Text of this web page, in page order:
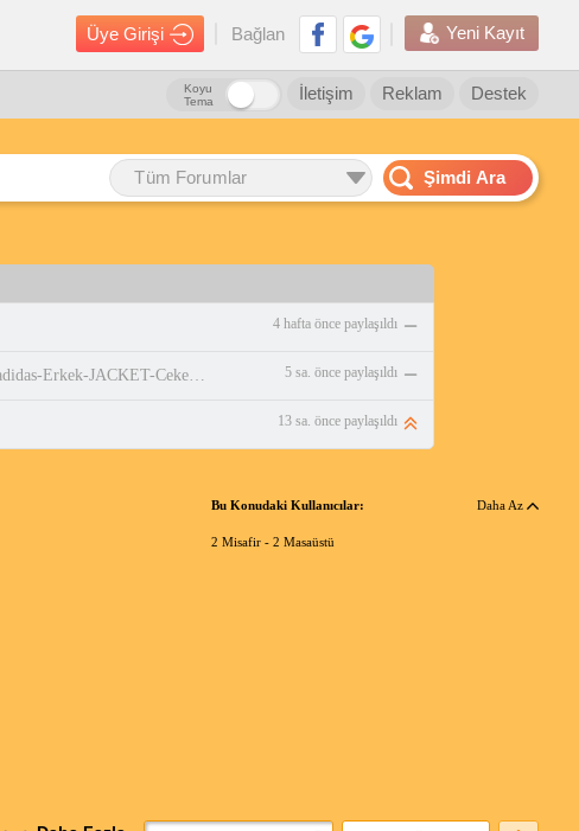
Üye Girişi Bağlan Yeni Kayıt
Destek
Reklam
İletişim
Koyu
Tema
Tüm Forumlar Şimdi Ara
4 hafta önce paylaşıldı
https://www.amazon.com.tr/adidas-Erkek-JACKET-Ceket-WHITE/dp/B0DPBMQX1P 5 sa. önce paylaşıldı
13 sa. önce paylaşıldı
Bu Konudaki Kullanıcılar: Daha Az
2 Misafir - 2 Masaüstü